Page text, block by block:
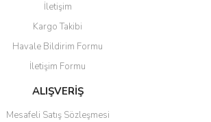
bozuk veya görüntülenemiyor.
eksik bilgiler bulunuyor.
hatalar bulunuyor.
sitelerden daha pahalı.
İletişim
Kargo Takibi
Havale Bildirim Formu
İletişim Formu
ALIŞVERİŞ
Mesafeli Satış Sözleşmesi